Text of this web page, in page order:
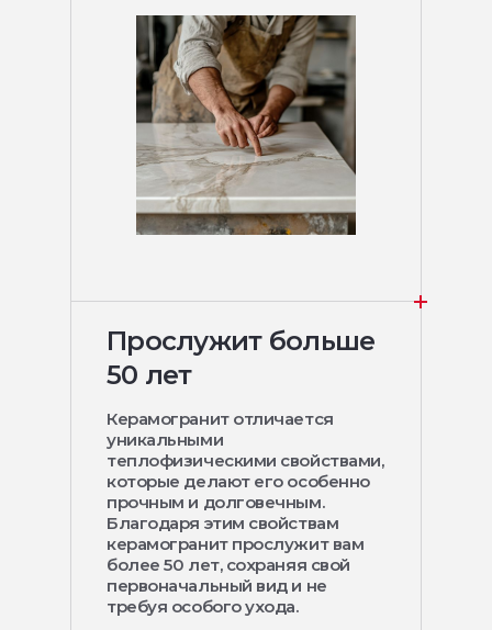
Прослужит больше
50 лет
Керамогранит отличается
уникальными
теплофизическими свойствами,
которые делают его особенно
прочным и долговечным.
Благодаря этим свойствам
керамогранит прослужит вам
более 50 лет, сохраняя свой
первоначальный вид и не
требуя особого ухода.